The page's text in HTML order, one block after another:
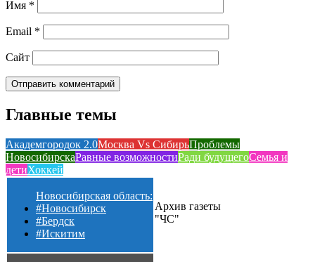
Имя *
Email *
Сайт
Главные темы
Академгородок 2.0Москва Vs СибирьПроблемы
НовосибирскаРавные возможностиРади будущегоСемья и
детиХоккей
Новосибирская область:
#Новосибирск
#Бердск
#Искитим
Архив газеты
"ЧС"